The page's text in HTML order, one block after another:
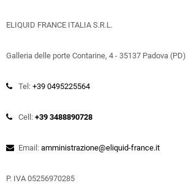
ELIQUID FRANCE ITALIA S.R.L.
Galleria delle porte Contarine, 4 - 35137 Padova (PD)
Tel: +39 0495225564
Cell: +39 3488890728
Email: amministrazione@eliquid-france.it
P. IVA 05256970285